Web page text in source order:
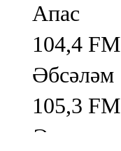
Апас
104,4 FM
Әбсәләм
105,3 FM
Әлмәт